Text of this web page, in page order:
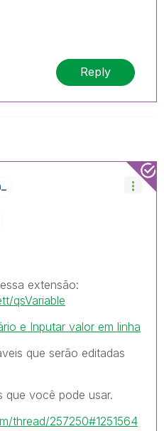
Reply
extensão:
qsVariable
e Inputar valor em linha
que serão editadas
que você pode usar.
thread/257250#1251564